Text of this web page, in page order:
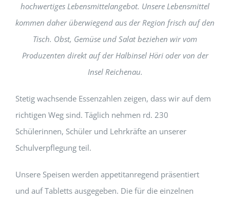
hochwertiges Lebensmittelangebot. Unsere Lebensmittel
kommen daher überwiegend aus der Region frisch auf den
Tisch. Obst, Gemüse und Salat beziehen wir vom
Produzenten direkt auf der Halbinsel Höri oder von der
Insel Reichenau.
Stetig wachsende Essenzahlen zeigen, dass wir auf dem
richtigen Weg sind. Täglich nehmen rd. 230
Schülerinnen, Schüler und Lehrkräfte an unserer
Schulverpflegung teil.
Unsere Speisen werden appetitanregend präsentiert
und auf Tabletts ausgegeben. Die für die einzelnen